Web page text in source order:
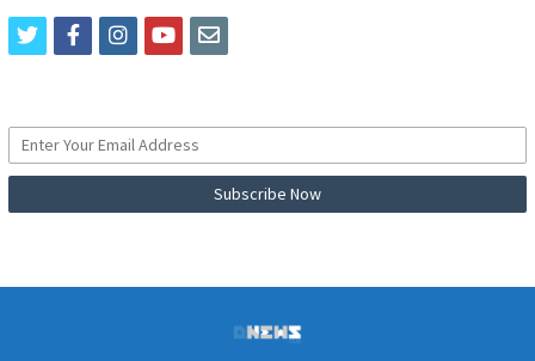
twitterfacebookinstagram
youtubeemail